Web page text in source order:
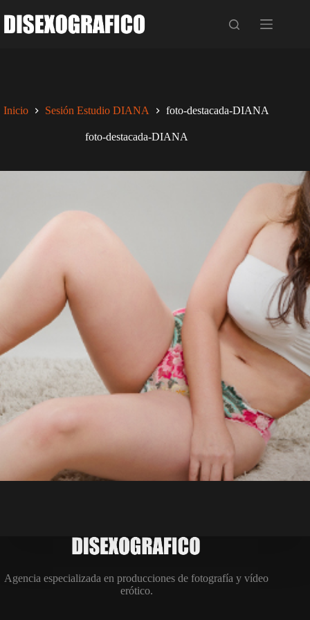
al
contenido
Inicio Sesión Estudio DIANA foto-destacada-DIANA
foto-destacada-DIANA
Agencia especializada en producciones de fotografía y vídeo
erótico.